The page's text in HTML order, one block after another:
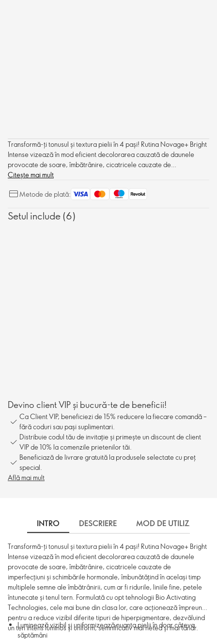
Transformă-ți tonusul și textura pielii în 4 pași! Rutina Novage+ Bright
Intense vizează în mod eficient decolorarea cauzată de daunele
provocate de soare, îmbătrânire, cicatricele cauzate de
imperfecțiuni și schimbările hormonale, îmbunătățind în același timp
întunecate și tenul tern. Formulată cu opt tehnologii Bio Activating
pentru a reduce vizibil diferite tipuri de hiperpigmentare, dezvăluind
Citește mai mult
Metode de plată:
Setul include (6)
Devino client VIP și bucură-te de beneficii!
Ca Client VIP, beneficiezi de 15% reducere la fiecare comandă –
fără coduri sau pași suplimentari.
Distribuie codul tău de invitație și primește un discount de client
VIP de 10% la comenzile prietenilor tăi.
Beneficiază de livrare gratuită la produsele selectate cu preț
special.
Află mai mult
INTRO DESCRIERE MOD DE UTILIZARE
Transformă-ți tonusul și textura pielii în 4 pași! Rutina Novage+ Bright
Intense vizează în mod eficient decolorarea cauzată de daunele
provocate de soare, îmbătrânire, cicatricele cauzate de
imperfecțiuni și schimbările hormonale, îmbunătățind în același timp
multiplele semne ale îmbătrânirii, cum ar fi ridurile, liniile fine, petele
întunecate și tenul tern. Formulată cu opt tehnologii Bio Activating
Technologies, cele mai bune din clasa lor, care acționează împreună
pentru a reduce vizibil diferite tipuri de hiperpigmentare, dezvăluind
un ten intens luminos și uniform, semnificativ mai neted și mai tânăr.
Luminează vizibil și uniformizează nuanța pielii în doar câteva
săptămâni